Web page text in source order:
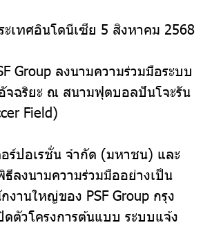
ะเทศอินโดนีเซีย 5 สิงหาคม 2568
Group ลงนามความร่วมมือระบบ
จฉริยะ ณ สนามฟุตบอลปันโจะรัน
Field)
ร์ปอเรชั่น จำกัด (มหาชน) และ
ธีลงนามความร่วมมืออย่างเป็น
านใหญ่ของ PSF Group กรุง
ดตัวโครงการต้นแบบ ระบบแจ้ง